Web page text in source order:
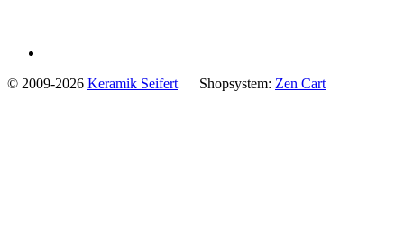
© 2009-2026 Keramik Seifert Shopsystem: Zen Cart